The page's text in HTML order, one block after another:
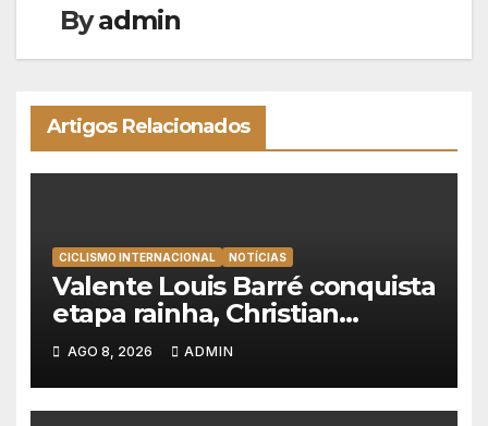
Byadmin
Artigos Relacionados
CICLISMO INTERNACIONAL NOTÍCIAS
Valente Louis Barré conquista
etapa rainha, Christian
Scaroni é o novo líder da
Volta a Polónia
AGO 8, 2026 ADMIN